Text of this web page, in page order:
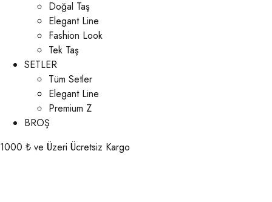
Doğal Taş
Elegant Line
Fashion Look
Tek Taş
SETLER
Tüm Setler
Elegant Line
Premium Z
BROŞ
1000 ₺ ve Üzeri Ücretsiz Kargo